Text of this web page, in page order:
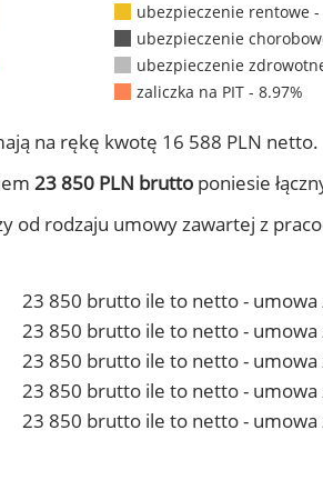
ubezpieczenie rentowe -
ubezpieczenie
ubezpieczenie
zaliczka na PIT - 8.97%
na rękę kwotę 16 588 PLN netto.
23 850 PLN brutto poniesie
od rodzaju umowy zawartej z
23 850 brutto ile to netto -
23 850 brutto ile to netto - umowa
23 850 brutto ile to netto - umowa
23 850 brutto ile to netto -
23 850 brutto ile to netto - umowa